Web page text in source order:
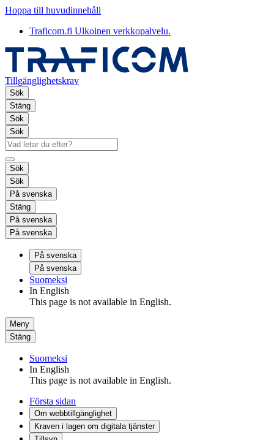
Hoppa till huvudinnehåll
Traficom.fi Ulkoinen verkkopalvelu.
Tillgänglighetskrav
Sök
Stäng
Sök
Sök
Sök
Sök
På svenska
Stäng
På svenska
På svenska
På svenska
På svenska
Suomeksi
In English
This page is not available in English.
Meny
Stäng
Suomeksi
In English
This page is not available in English.
Första sidan
Om webbtillgänglighet
Kraven i lagen om digitala tjänster